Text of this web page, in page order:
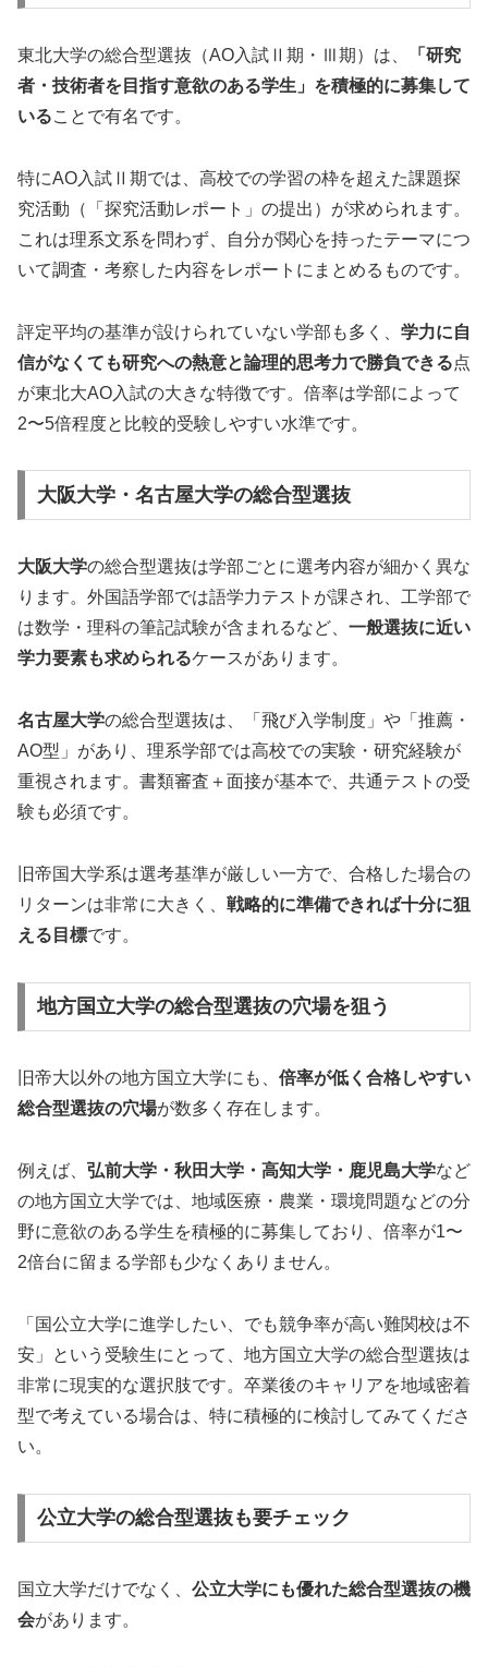
東北大学の総合型選抜（AO入試Ⅱ期・Ⅲ期）は、
「研究
者・技術者を目指す意欲のある学生」を積極的に募集して
いることで有名です。
特にAO入試Ⅱ期では、高校での学習の枠を超えた課題探
究活動（「探究活動レポート」の提出）が求められます。
これは理系文系を問わず、自分が関心を持ったテーマにつ
いて調査・考察した内容をレポートにまとめるものです。
評定平均の基準が設けられていない学部も多く、 学力に自
信がなくても研究への熱意と論理的思考力で勝負できる点
が東北大AO入試の大きな特徴です。倍率は学部によって
2〜5倍程度と比較的受験しやすい水準です。
大阪大学・名古屋大学の総合型選抜
大阪大学の総合型選抜は学部ごとに選考内容が細かく異な
ります。外国語学部では語学力テストが課され、工学部で
は数学・理科の筆記試験が含まれるなど、 一般選抜に近い
学力要素も求められるケースがあります。
名古屋大学の総合型選抜は、「飛び入学制度」や「推薦・
AO型」があり、理系学部では高校での実験・研究経験が
重視されます。書類審査＋面接が基本で、共通テストの受
験も必須です。
旧帝国大学系は選考基準が厳しい一方で、合格した場合の
リターンは非常に大きく、 戦略的に準備できれば十分に狙
える目標です。
地方国立大学の総合型選抜の穴場を狙う
旧帝大以外の地方国立大学にも、 倍率が低く合格しやすい
総合型選抜の穴場が数多く存在します。
例えば、 弘前大学・秋田大学・高知大学・鹿児島大学など
の地方国立大学では、地域医療・農業・環境問題などの分
野に意欲のある学生を積極的に募集しており、倍率が1〜
2倍台に留まる学部も少なくありません。
「国公立大学に進学したい、でも競争率が高い難関校は不
安」という受験生にとって、地方国立大学の総合型選抜は
非常に現実的な選択肢です。卒業後のキャリアを地域密着
型で考えている場合は、特に積極的に検討してみてくださ
い。
公立大学の総合型選抜も要チェック
国立大学だけでなく、 公立大学にも優れた総合型選抜の機
会があります。